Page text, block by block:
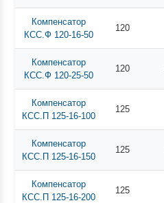
Компенсатор
КСС.Ф 120-16-50
120
Компенсатор
КСС.Ф 120-25-50
120
Компенсатор
КСС.П 125-16-100
125
Компенсатор
КСС.П 125-16-150
125
Компенсатор
КСС.П 125-16-200
125